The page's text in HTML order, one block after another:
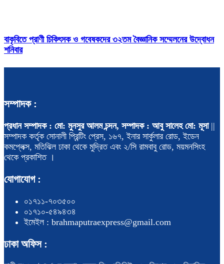
বাকৃবিতে প্রাণী চিকিৎসক ও গবেষকদের ৩২তম বৈজ্ঞানিক সম্মেলনের উদ্বোধন
শনিবার
সম্পাদক :
প্রধান সম্পাদক : মো: মুনসুর আলম চন্দন, সম্পাদক : আবু সালেহ মো: মূসা||
সম্পাদক কর্তৃক সোনালী প্রিন্টিং প্রেস, ১৬৭, ইনার সার্কুলার রোড, ইডেন
কমপ্লেক্স, মতিঝিল ঢাকা থেকে মুদ্রিত এবং ২/সি রামবাবু রোড, ময়মনসিংহ
থেকে প্রকাশিত ।
যোগাযোগ :
০১৭১১-৭০৩৫০০
০১৭১০-৫৪৯৪৩৪
ইমেইল : brahmaputraexpress@gmail.com
ঢাকা অফিস :